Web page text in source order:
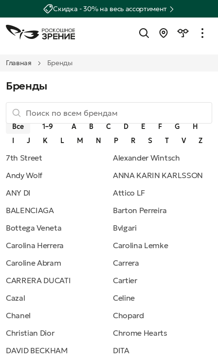
Скидка - 30% на весь ассортимент
Главная Бренды
Бренды
Все 1–9 A B C D E F G
H
I
J K L M N P R S T V Z
7th Street
Alexander Wintsch
Andy Wolf
ANNA KARIN KARLSSON
ANY DI
Attico LF
BALENCIAGA
Barton Perreira
Bottega Veneta
Bvlgari
Carolina Herrera
Carolina Lemke
Caroline Abram
Carrera
CARRERA DUCATI
Cartier
Cazal
Celine
Chanel
Chopard
Christian Dior
Chrome Hearts
DAVID BECKHAM
DITA